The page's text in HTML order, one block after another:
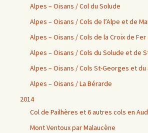
Alpes – Oisans / Col du Solude
Alpes – Oisans / Cols de l’Alpe et de
Alpes – Oisans / Cols de la Croix de
Alpes – Oisans / Cols du Solude et de
Alpes – Oisans / Cols St-Georges et
Alpes – Oisans / La Bérarde
2014
Col de Pailhères et 6 autres cols en
Mont Ventoux par Malaucène